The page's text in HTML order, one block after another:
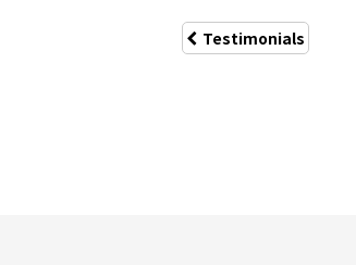
Testimonials